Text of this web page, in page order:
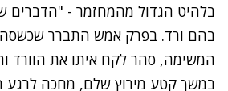
בלהיט הגדול מהמחזמר - "הדברים
בהם ורד. בפרק אמש התברר
המשימה, סהר לקח איתו את הוורד
במשך קטע מירוץ שלם, מחכה לרגע